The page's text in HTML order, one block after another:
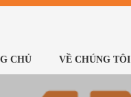
CHỦ VỀ CHÚNG TÔI